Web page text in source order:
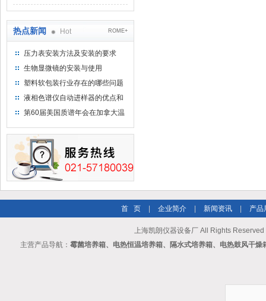
热点新闻 Hot ROME+
压力表安装方法及安装的要求
生物显微镜的安装与使用
塑料软包装行业存在的哪些问题
液相色谱仪自动进样器的优点和
维护
第60届美国质谱年会在加拿大温
首 页 企业简介 新闻资讯 产品
上海凯朗仪器设备厂 All Rights Reserved
主营产品导航： 霉菌培养箱、电热恒温培养箱、隔水式培养箱、电热鼓风干